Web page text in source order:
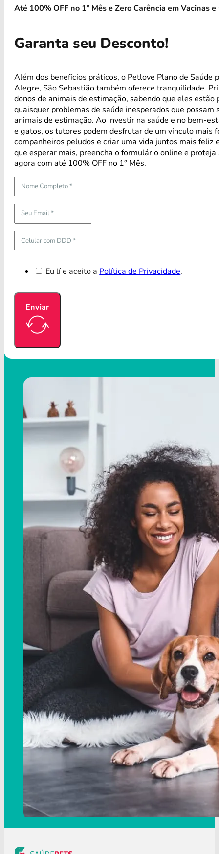
Até 100% OFF no 1° Mês e Zero Carência em Vacinas
Garanta seu Desconto!
Além dos benefícios práticos, o Petlove Plano de Saúde
Alegre, São Sebastião também oferece tranquilidade.
donos de animais de estimação, sabendo que eles estão
quaisquer problemas de saúde inesperados que possam
animais de estimação. Ao investir na saúde e no bem-
e gatos, os tutores podem desfrutar de um vínculo mais
companheiros peludos e criar uma vida juntos mais feliz
que esperar mais, preencha o formulário online e proteja
agora com até 100% OFF no 1° Mês.
Eu lí e aceito a Política de Privacidade.
Enviar